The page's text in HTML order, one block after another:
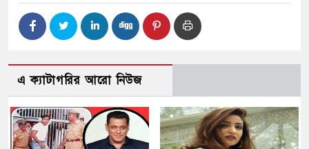
এ ক্যাটাগরির আরো নিউজ